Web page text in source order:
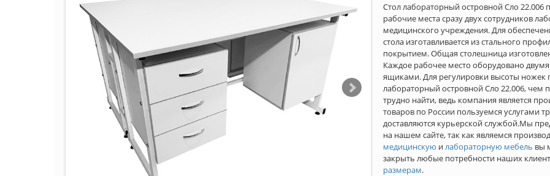
Стол лабораторный островной Сло
рабочие места сразу двух сотрудников
медицинского учреждения. Для
стола изготавливается из стального
покрытием. Общая столешница
Каждое рабочее место оборудовано
ящиками. Для регулировки высоты
лабораторный островной Сло 22.006, чем
трудно найти, ведь компания является
товаров по России пользуемся услугами
доставляются курьерской службой.Мы
на нашем сайте, так как являемся
медицинскую илабораторную мебель вы
закрыть любые потребности наших
размерам.